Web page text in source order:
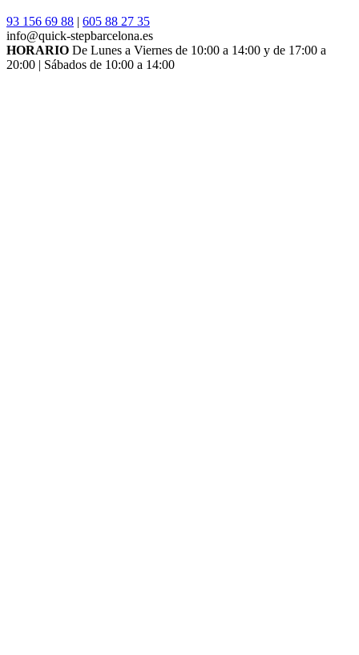
93 156 69 88 | 605 88 27 35
info@quick-stepbarcelona.es
HORARIO De Lunes a Viernes de 10:00 a 14:00 y de 17:00 a
20:00 | Sábados de 10:00 a 14:00